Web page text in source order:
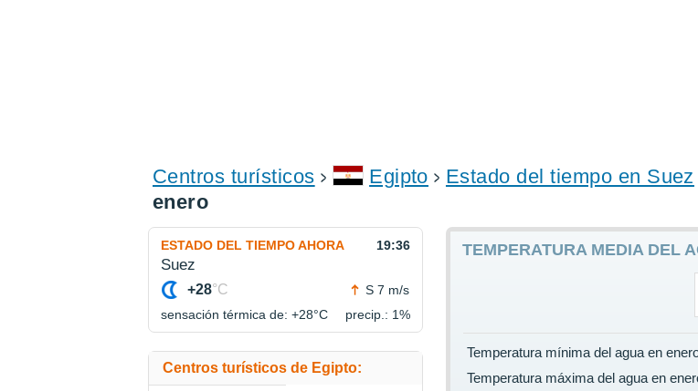
Centros turísticos Egipto Estado del tiempo en Suez
enero
TEMPERATURA MEDIA DEL
Temperatura mínima del agua en
Temperatura máxima del agua en
ESTADO DEL TIEMPO AHORA 19:36
Suez
+28°C
S 7 m/s
sensación térmica de: +28°C precip.: 1%
Centros turísticos de Egipto: